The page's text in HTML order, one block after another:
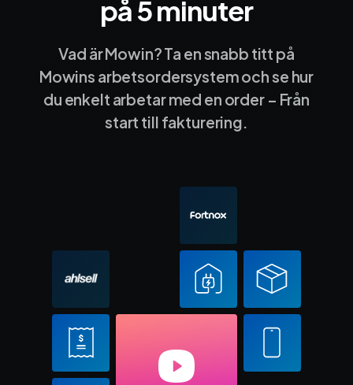
på 5 minuter
Vad är Mowin? Ta en snabb titt på
Mowins arbetsordersystem och se hur
du enkelt arbetar med en order – Från
start till fakturering.